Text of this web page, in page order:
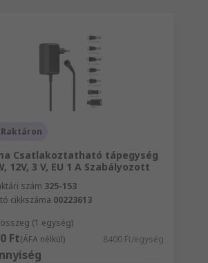
Raktáron
Csatlakoztatható tápegység
12V, 3 V, EU 1 A Szabályozott
szám 325-153
cikkszáma 00223613
(1 egység)
Ft(ÁFA nélkül) 8400 Ft/egység